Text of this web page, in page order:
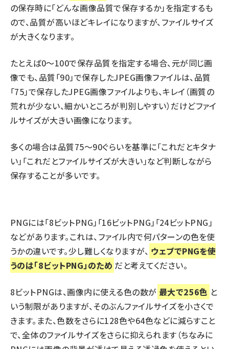
の保存時に「どんな画像品質で保存するか」を指定するも
ので、品質が高いほどキレイになりますが、ファイルサイズ
が大きくなります。
たとえば0～100で保存品質を指定する場合、元が同じ画
像でも、品質「90」で保存したJPEG画像ファイルは、品質
「75」で保存したJPEG画像ファイルよりも、キレイ（画質の
荒れが少ない、細かいところが判別しやすい）だけどファイ
ルサイズが大きい画像になります。
多くの場合は品質75～90ぐらいを基準に「これだとキタナ
い」「これだとファイルサイズが大きい」など判断しながら
保存することが多いです。
PNGには「8ビットPNG」「16ビットPNG」「24ビットPNG」
などがあります。これは、ファイル内で何パターンの色を使
うかの違いです。少し難しくなりますが、 ウェブでPNGを使
うのは「8ビットPNG」のため だと考えてください。
8ビットPNGは、画像内に使える色の数が 最大で256色 と
いう制限がありますが、そのぶんファイルサイズを小さくで
きます。また、色数をさらに128色や64色などに減らすこと
で、全体のファイルサイズをさらに抑えられます（ちなみに